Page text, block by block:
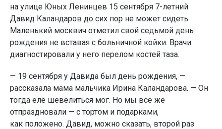
на улице Юных Ленинцев 15 сентября 7-летний
Давид Каландаров до сих пор не может сидеть.
Маленький москвич отметил свой седьмой день
рождения не вставая с больничной койки. Врачи
диагностировали у него перелом костей таза.
— 19 сентября у Давида был день рождения, —
рассказала мама мальчика Ирина Каландарова. — Он
тогда еле шевелиться мог. Но мы все же
отпраздновали — с тортом и подарками,
как положено. Давид, можно сказать, второй раз